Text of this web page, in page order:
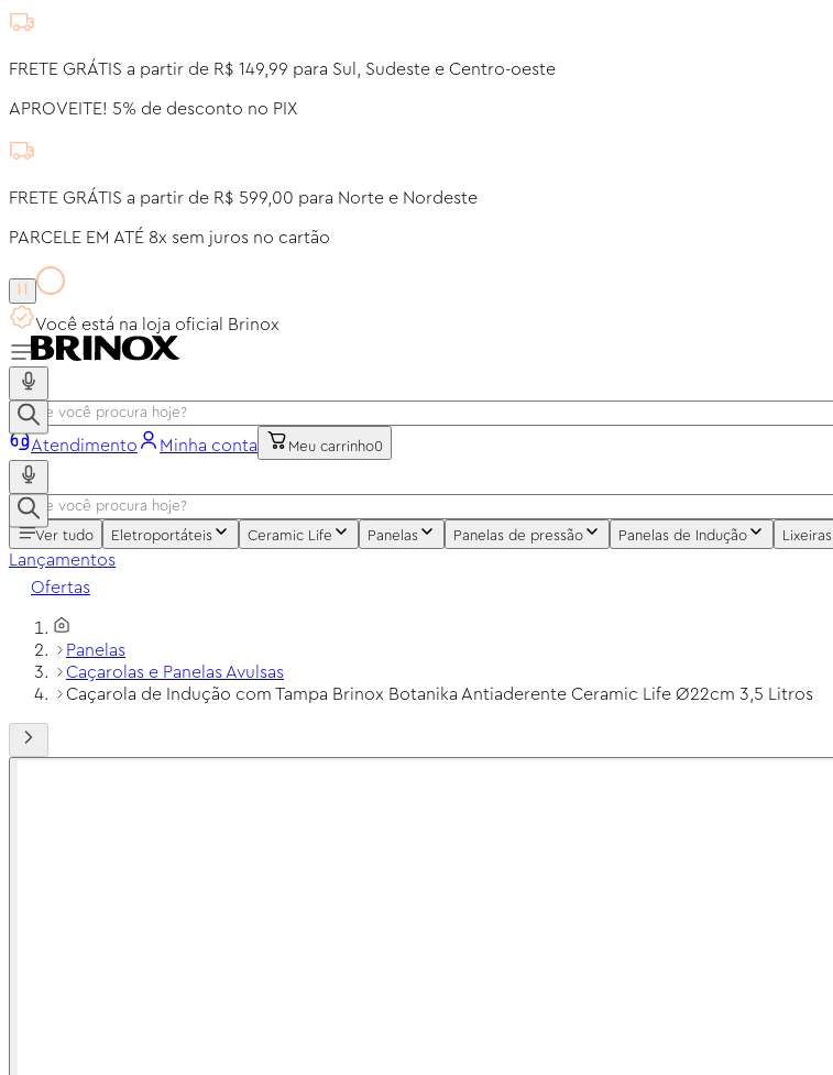
FRETE GRÁTIS a partir de R$ 149,99 para Sul, Sudeste e Centro-oeste
APROVEITE! 5% de desconto no PIX
FRETE GRÁTIS a partir de R$ 599,00 para Norte e Nordeste
PARCELE EM ATÉ 8x sem juros no cartão
Você está na loja oficial Brinox
Atendimento Minha conta Meu carrinho0
Ver tudo Eletroportáteis Ceramic Life Panelas Panelas de pressão Panelas de Indução Lixeiras
Lançamentos
Ofertas
Panelas
Caçarolas e Panelas Avulsas
Caçarola de Indução com Tampa Brinox Botanika Antiaderente Ceramic Life Ø22cm 3,5 Litros